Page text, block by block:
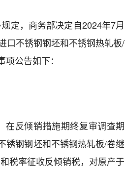
定，商务部决定自2024年7月
口不锈钢钢坯和不锈钢热轧板/
公告如下：
在反倾销措施期终复审调查期
锈钢钢坯和不锈钢热轧板/卷继
税率征收反倾销税，对原产于